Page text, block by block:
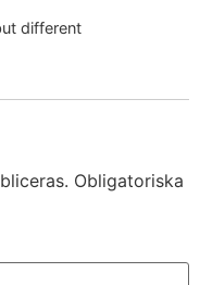
different
Obligatoriska